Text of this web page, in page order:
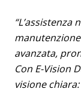
avanzata,
Con E-Vision
visione